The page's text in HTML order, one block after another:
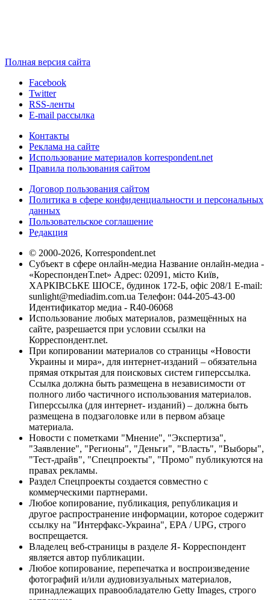
Полная версия сайта
Facebook
Twitter
RSS-ленты
E-mail рассылка
Контакты
Реклама на сайте
Использование материалов korrespondent.net
Правила пользования сайтом
Договор пользования сайтом
Политика в сфере конфиденциальности и персональных
данных
Пользовательское соглашение
Редакция
© 2000-2026, Korrespondent.net
Субъект в сфере онлайн-медиа Название онлайн-медиа -
«КореспонденТ.net» Адрес: 02091, місто Київ,
ХАРКІВСЬКЕ ШОСЕ, будинок 172-Б, офіс 208/1 E-mail:
sunlight@mediadim.com.ua Телефон: 044-205-43-00
Идентификатор медиа - R40-06068
Использование любых материалов, размещённых на
сайте, разрешается при условии ссылки на
Корреспондент.net.
При копировании материалов со страницы «Новости
Украины и мира», для интернет-изданий – обязательна
прямая открытая для поисковых систем гиперссылка.
Ссылка должна быть размещена в независимости от
полного либо частичного использования материалов.
Гиперссылка (для интернет- изданий) – должна быть
размещена в подзаголовке или в первом абзаце
материала.
Новости с пометками "Мнение", "Экспертиза",
"Заявление", "Регионы", "Деньги", "Власть", "Выборы",
"Тест-драйв", "Спецпроекты", "Промо" публикуются на
правах рекламы.
Раздел Спецпроекты создается совместно с
коммерческими партнерами.
Любое копирование, публикация, републикация и
другое распространение информации, которое содержит
ссылку на "Интерфакс-Украина", EPA / UPG, строго
воспрещается.
Владелец веб-страницы в разделе Я- Корреспондент
является автор публикации.
Любое копирование, перепечатка и воспроизведение
фотографий и/или аудиовизуальных материалов,
принадлежащих правообладателю Getty Images, строго